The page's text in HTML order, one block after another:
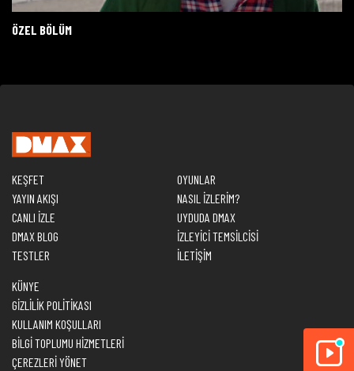
ÖZEL BÖLÜM
KEŞFET
YAYIN AKIŞI
CANLI İZLE
DMAX BLOG
TESTLER
OYUNLAR
NASIL İZLERİM?
UYDUDA DMAX
İZLEYİCİ TEMSİLCİSİ
İLETİŞİM
KÜNYE
GİZLİLİK POLİTİKASI
KULLANIM KOŞULLARI
BİLGİ TOPLUMU HİZMETLERİ
ÇEREZLERİ YÖNET